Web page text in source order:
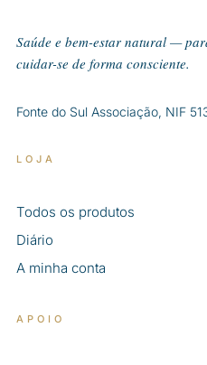
Saúde e bem-estar natural —
cuidar-se de forma consciente.
Fonte do Sul Associação, NIF
LOJA
Todos os produtos
Diário
A minha conta
APOIO